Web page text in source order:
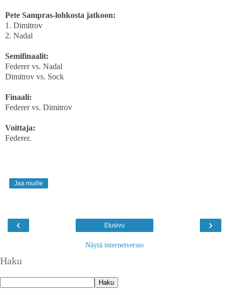
Pete Sampras-lohkosta jatkoon:
1. Dimitrov
2. Nadal
Semifinaalit:
Federer vs. Nadal
Dimitrov vs. Sock
Finaali:
Federer vs. Dimitrov
Voittaja:
Federer.
Jaa muille
‹ ›
Etusivu
Näytä internetversio
Haku